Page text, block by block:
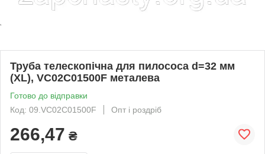
Труба телескопічна для пилососа d=32 мм
(XL), VC02C01500F металева
Готово до відправки
Код: 09.VC02C01500F
Опт і роздріб
266,47 ₴